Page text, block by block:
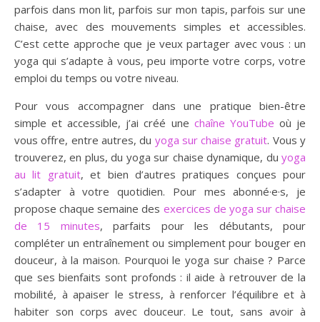
parfois dans mon lit, parfois sur mon tapis, parfois sur une
chaise, avec des mouvements simples et accessibles.
C’est cette approche que je veux partager avec vous : un
yoga qui s’adapte à vous, peu importe votre corps, votre
emploi du temps ou votre niveau.
Pour vous accompagner dans une pratique bien-être
simple et accessible, j’ai créé une chaîne YouTube où je
vous offre, entre autres, du yoga sur chaise gratuit. Vous y
trouverez, en plus, du yoga sur chaise dynamique, du yoga
au lit gratuit, et bien d’autres pratiques conçues pour
s’adapter à votre quotidien. Pour mes abonné·e·s, je
propose chaque semaine des exercices de yoga sur chaise
de 15 minutes, parfaits pour les débutants, pour
compléter un entraînement ou simplement pour bouger en
douceur, à la maison. Pourquoi le yoga sur chaise ? Parce
que ses bienfaits sont profonds : il aide à retrouver de la
mobilité, à apaiser le stress, à renforcer l’équilibre et à
habiter son corps avec douceur. Le tout, sans avoir à